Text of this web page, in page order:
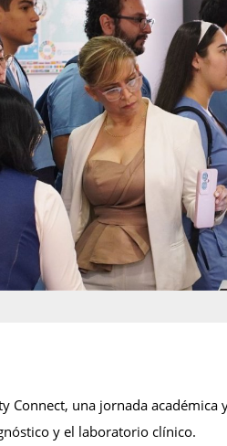
Connect, una jornada
y el laboratorio clínico.